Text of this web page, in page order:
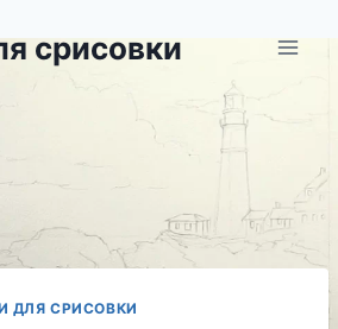
срисовки
ДЛЯ СРИСОВКИ